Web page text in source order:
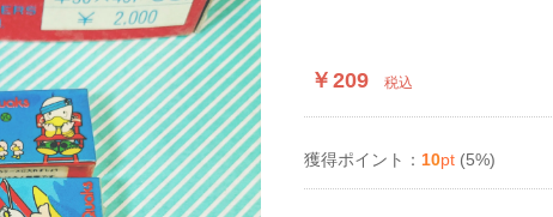
￥209 税込
獲得ポイント： 10pt (5%)